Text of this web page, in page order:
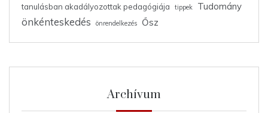
tanulásban akadályozottak pedagógiája tippek Tudomány
önkénteskedés önrendelkezés Ősz
Archívum